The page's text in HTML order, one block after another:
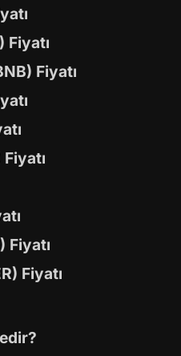
Fiyatı
Fiyatı
Fiyatı
Fiyatı